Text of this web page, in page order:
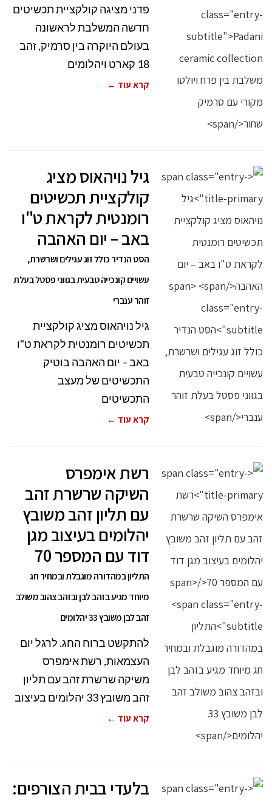
פדני מציגה קולקציית תכשיטים
חדשה המשלבת לראשונה
בעולם היוקרה בין סרמיק, זהב
18 קארט ויהלומים
קרא עוד ←
גיל נויהאוס מציג
קולקציית תכשיטים
רומנטית לקראת ט"ו
באב – יום האהבה
הסט הנדיר כולל זוג עגילים ושרשרת,
עשויים קונכייה טבעית בגווני פסטל בעלת
זוהר ענברי
גיל נויהאוס מציג קולקציית
תכשיטים רומנטית לקראת ט"ו
באב – יום האהבה בוטיק
התכשיטים של מעצב
התכשיטים
קרא עוד ←
רשת אימפרס
השיקה שרשרת זהב
עם תליון זהב משובץ
יהלומים בעיצוב מגן
דוד עם המספר 70
התליון במהדורה מוגבלת ובמחיר חג
מיוחד מגיע בזהב לבן ובזהב צהוב משולב
זהב לבן משובץ 33 יהלומים
להתקשט ברוח החג. לרגל יום
העצמאות, רשת אימפרס
משיקה שרשרת זהב עם תליון
זהב משובץ 33 יהלומים בעיצוב
קרא עוד ←
בלעדי בבית הצורפים: